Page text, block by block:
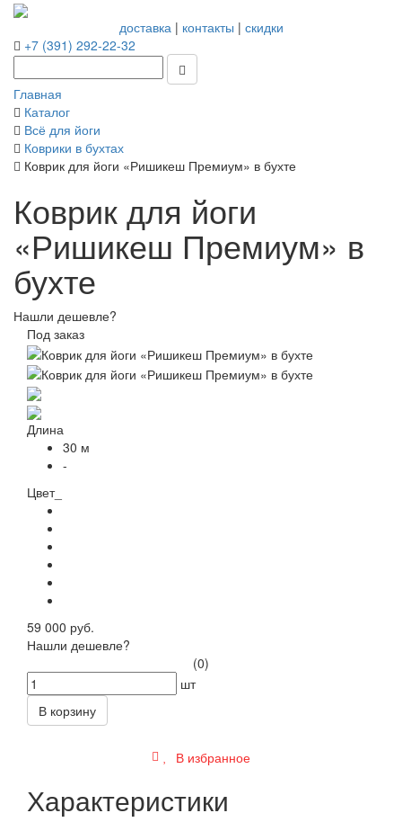
доставка| контакты | скидки
+7 (391) 292-22-32
Главная
Каталог
Всё для йоги
Коврики в бухтах
Коврик для йоги «Ришикеш Премиум» в бухте
Коврик для йоги
«Ришикеш Премиум» в
бухте
Нашли дешевле?
Под заказ
Длина
30 м
-
Цвет_
59 000 руб.
Нашли дешевле?
(0)
шт
В корзину
В избранное
Характеристики